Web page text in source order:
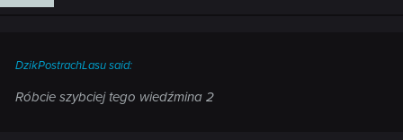
DzikPostrachLasu said:
Róbcie szybciej tego wiedźmina 2